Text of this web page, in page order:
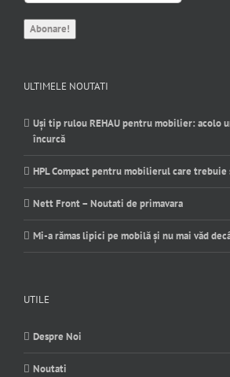
ULTIMELE NOUTATI
Uși tip rulou REHAU pentru mobilier: acolo
încurcă
HPL Compact pentru mobilierul care trebuie
Nett Front – Noutati de primavara
Mi-a rămas lipici pe mobilă și nu mai văd
UTILE
Despre Noi
Noutati